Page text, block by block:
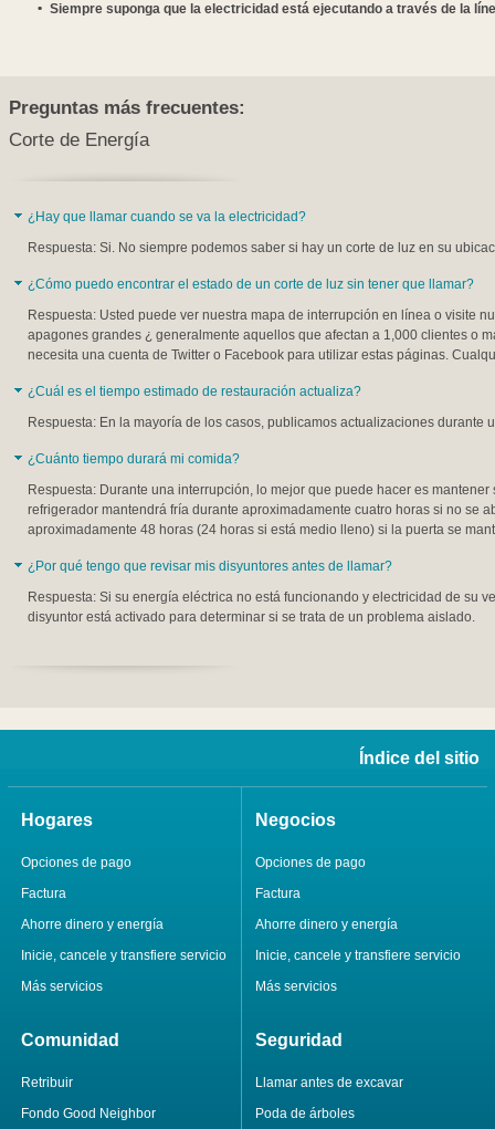
Siempre suponga que la electricidad está ejecutando a través de la
Preguntas más frecuentes:
Corte de Energía
¿Hay que llamar cuando se va la electricidad?
Respuesta: Si. No siempre podemos saber si hay un corte de luz en su
¿Cómo puedo encontrar el estado de un corte de luz sin tener que llamar?
Respuesta: Usted puede ver nuestra mapa de interrupción en línea o visite
apagones grandes ¿ generalmente aquellos que afectan a 1,000 clientes o
necesita una cuenta de Twitter o Facebook para utilizar estas páginas.
¿Cuál es el tiempo estimado de restauración actualiza?
Respuesta: En la mayoría de los casos, publicamos actualizaciones durante
¿Cuánto tiempo durará mi comida?
Respuesta: Durante una interrupción, lo mejor que puede hacer es
refrigerador mantendrá fría durante aproximadamente cuatro horas si no se
aproximadamente 48 horas (24 horas si está medio lleno) si la puerta se
¿Por qué tengo que revisar mis disyuntores antes de llamar?
Respuesta: Si su energía eléctrica no está funcionando y electricidad de su
disyuntor está activado para determinar si se trata de un problema aislado.
Índice del sitio
Hogares
Opciones de pago
Factura
Ahorre dinero y energía
Inicie, cancele y transfiere servicio
Más servicios
Negocios
Opciones de pago
Factura
Ahorre dinero y energía
Inicie, cancele y transfiere servicio
Más servicios
Comunidad
Retribuir
Fondo Good Neighbor
Seguridad
Llamar antes de excavar
Poda de árboles